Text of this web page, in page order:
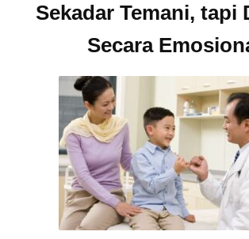
Sekadar Temani, tapi
Secara